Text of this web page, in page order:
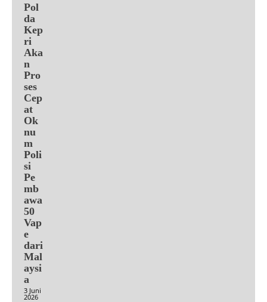
Pol
da
Kep
ri
Aka
n
Pro
ses
Cep
at
Ok
nu
m
Poli
si
Pe
mb
awa
50
Vap
e
dari
Mal
aysi
a
3 Juni
2026